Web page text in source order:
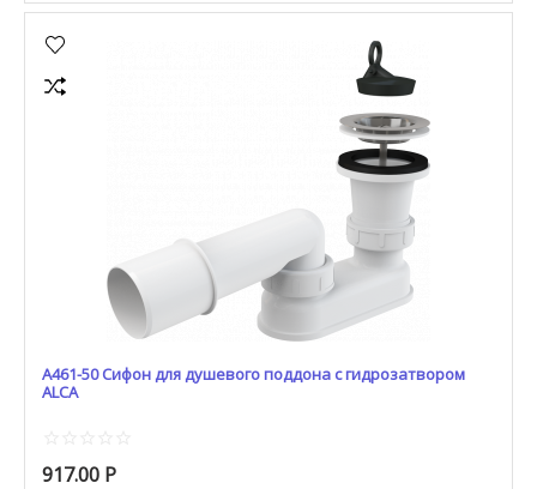
A461-50 Сифон для душевого поддона с гидрозатвором
ALCA
917.00 Р